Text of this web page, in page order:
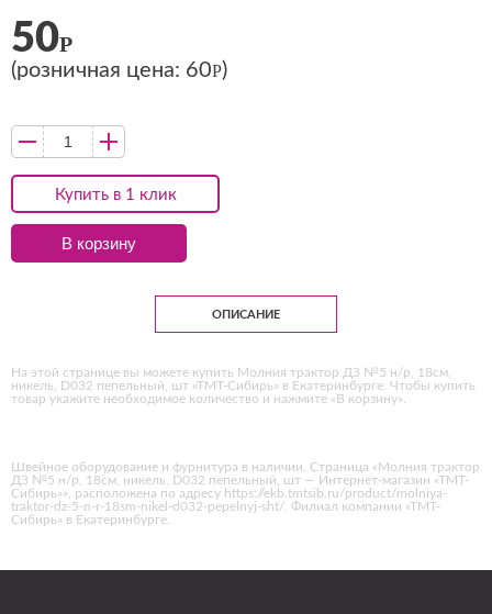
Купить в 1 клик
50Р
(розничная цена: 60Р)
В корзину
ОПИСАНИЕ
На этой странице вы можете купить Молния трактор ДЗ №5 н/р, 18см,
никель, D032 пепельный, шт «ТМТ-Сибирь» в Екатеринбурге. Чтобы купить
товар укажите необходимое количество и нажмите «В корзину».
Швейное оборудование и фурнитура в наличии. Страница «Молния трактор
ДЗ №5 н/р, 18см, никель, D032 пепельный, шт — Интернет-магазин «ТМТ-
Сибирь»», расположена по адресу https://ekb.tmtsib.ru/product/molniya-
traktor-dz-5-n-r-18sm-nikel-d032-pepelnyj-sht/. Филиал компании «ТМТ-
Сибирь» в Екатеринбурге.